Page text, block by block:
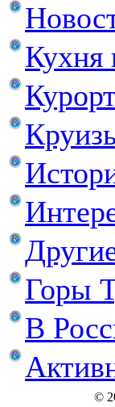
Кухня
Горы
В
©